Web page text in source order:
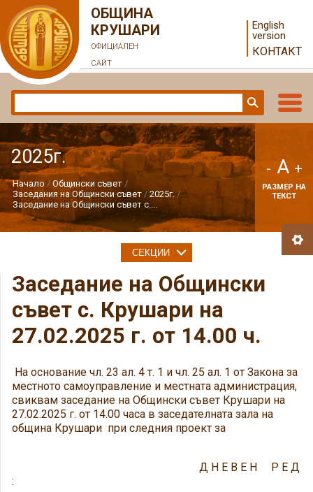
ОБЩИНА
КРУШАРИ
ОФИЦИАЛЕН
САЙТ
English
version
КОНТАКТ
2025г.
Начало
Общински съвет
Заседания на Общински съвет
2025г.
Заседание на Общински съвет с....
- A +
РАЗМЕР НА
ТЕКСТ
Заседание на Общински
съвет с. Крушари на
27.02.2025 г. от 14.00 ч.
На основание чл. 23 ал. 4 т. 1 и чл. 25 ал. 1 от Закона за
местното самоуправление и местната администрация,
свиквам заседание на Общински съвет Крушари на
27.02.2025 г. от 14.00 часа в заседателната зала на
oбщина Крушари при следния проект за
Д Н Е В Е Н Р Е Д
:
СЕКЦИИ